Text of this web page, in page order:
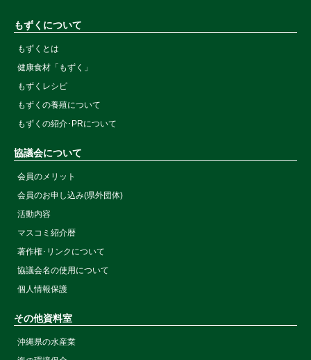
もずくについて
もずくとは
健康食材「もずく」
もずくレシピ
もずくの養殖について
もずくの紹介･PRについて
協議会について
会員のメリット
会員のお申し込み(県外団体)
活動内容
マスコミ紹介暦
著作権･リンクについて
協議会名の使用について
個人情報保護
その他資料室
沖縄県の水産業